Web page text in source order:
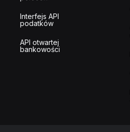
Interfejs API
podatków
API otwartej
bankowości